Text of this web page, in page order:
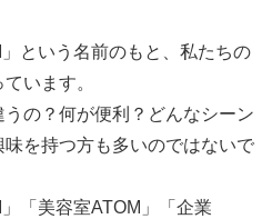
という名前のもと、私たちの
います。
の？何が便利？どんなシーン
を持つ方も多いのではないで
「美容室ATOM」「企業